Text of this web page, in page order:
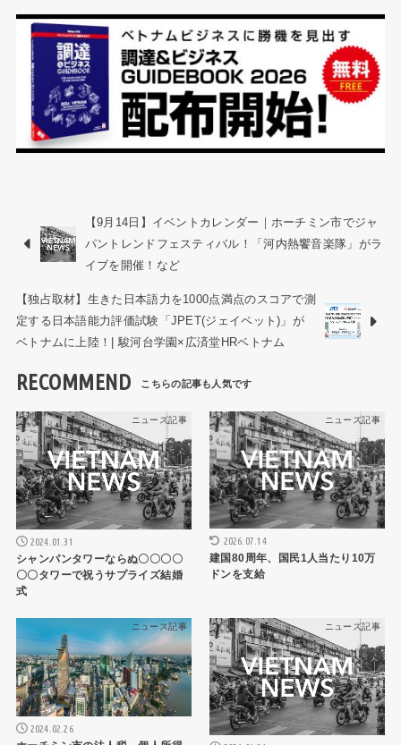
【9月14日】イベントカレンダー｜ホーチミン市でジャ
パントレンドフェスティバル！「河内熱饗音楽隊」がラ
イブを開催！など
【独占取材】生きた日本語力を1000点満点のスコアで測
定する日本語能力評価試験「JPET(ジェイペット)」が
ベトナムに上陸！| 駿河台学園×広済堂HRベトナム
RECOMMEND
ニュース記事
2024.01.31
シャンパンタワーならぬ〇〇〇〇
〇〇タワーで祝うサプライズ結婚
式
ニュース記事
2026.07.14
建国80周年、国民1人当たり10万
ドンを支給
ニュース記事
2024.02.26
ニュース記事